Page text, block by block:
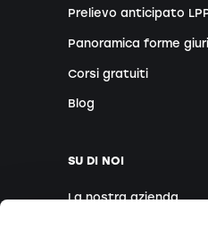
Prelievo anticipato
Panoramica forme
Corsi gratuiti
Blog
SU DI NOI
La nostra azienda